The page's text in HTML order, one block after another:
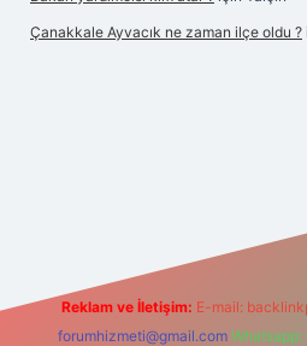
Çanakkale Ayvacık ne zaman ilçe oldu ?
Reklam ve İletişim: E-mail:
forumhizmeti@gmail.com